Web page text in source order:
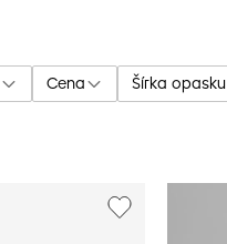
Cena
Šírka opasku